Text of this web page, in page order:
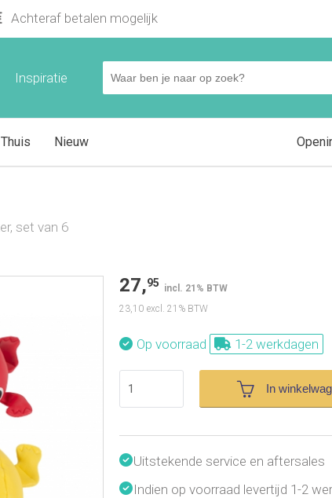
Achteraf betalen mogelijk
Inspiratie
Thuis Nieuw
set van 6
27,95 incl. 21% BTW
23,10 excl. 21% BTW
Op voorraad 1-2 werkdagen
In
Uitstekende service en aftersales
Indien op voorraad levertijd 1-2